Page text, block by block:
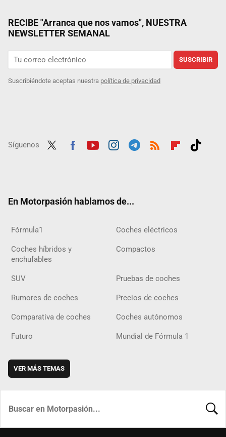
RECIBE "Arranca que nos vamos", NUESTRA
NEWSLETTER SEMANAL
SUSCRIBIR
Suscribiéndote aceptas nuestra política de privacidad
Síguenos
En Motorpasión hablamos de...
Fórmula1 Coches eléctricos
Coches híbridos y
enchufables
Compactos
SUV Pruebas de coches
Rumores de coches Precios de coches
Comparativa de coches Coches autónomos
Futuro Mundial de Fórmula 1
VER MÁS TEMAS